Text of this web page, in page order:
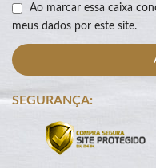
Ao marcar essa caixa
meus dados por este site.
SEGURANÇA: